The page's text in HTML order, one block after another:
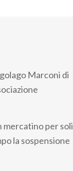
Marconi di
mercatino per soli
la sospensione